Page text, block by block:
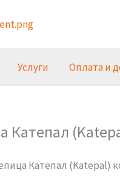
Услуги Оплата и
Катепал
Катепал (Katepal)